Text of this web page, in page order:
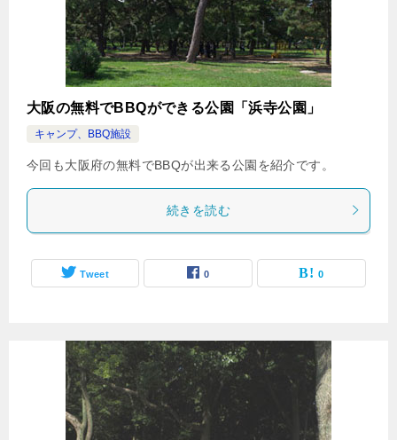
大阪の無料でBBQができる公園「浜寺公園」
キャンプ、BBQ施設
今回も大阪府の無料でBBQが出来る公園を紹介です。
続きを読む
Tweet 0 0